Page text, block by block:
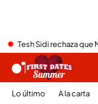
Tesh Sidi rechaza
Lo último A la carta